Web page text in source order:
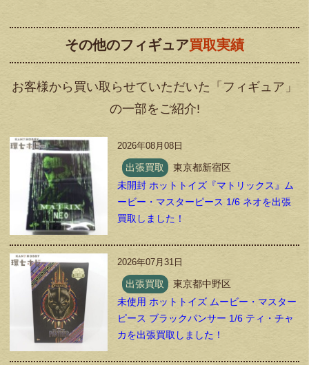
その他のフィギュア買取実績
お客様から買い取らせていただいた「フィギュア」
の一部をご紹介!
2026年08月08日
出張買取
東京都新宿区
未開封 ホットトイズ『マトリックス』ム
ービー・マスターピース 1/6 ネオを出張
買取しました！
2026年07月31日
出張買取
東京都中野区
未使用 ホットトイズ ムービー・マスター
ピース ブラックパンサー 1/6 ティ・チャ
カを出張買取しました！